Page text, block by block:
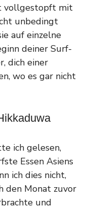
vollgestopft mit
unbedingt
auf einzelne
deiner Surf-
dich einer
wo es gar nicht
ich gelesen,
Essen Asiens
ich dies nicht,
den Monat zuvor
und